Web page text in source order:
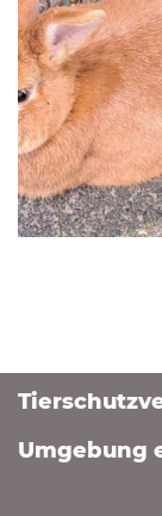
Umgebung